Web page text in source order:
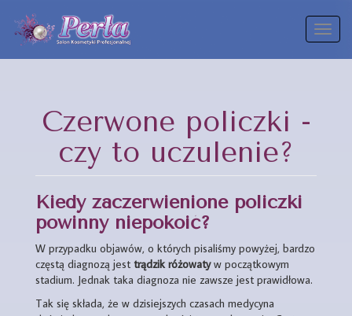
Czerwone policzki -
czy to uczulenie?
Kiedy zaczerwienione policzki
powinny niepokoić?
W przypadku objawów, o których pisaliśmy powyżej, bardzo
częstą diagnozą jest trądzik różowatyw początkowym
stadium. Jednak taka diagnoza nie zawsze jest prawidłowa.
Tak się składa, że w dzisiejszych czasach medycyna